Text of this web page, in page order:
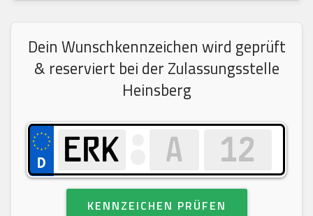
Dein Wunschkennzeichen wird geprüft
& reserviert bei der Zulassungsstelle
Heinsberg
KENNZEICHEN PRÜFEN